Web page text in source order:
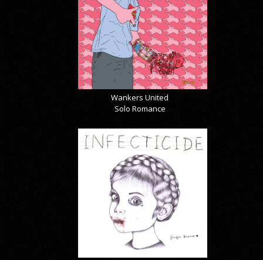
Wankers United
Solo Romance